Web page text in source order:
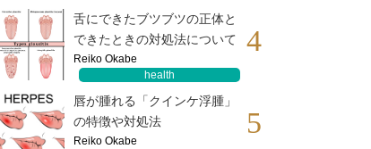
舌にできたブツブツの正体と
できたときの対処法について
Reiko Okabe
health
4
唇が腫れる「クインケ浮腫」
の特徴や対処法
Reiko Okabe
5